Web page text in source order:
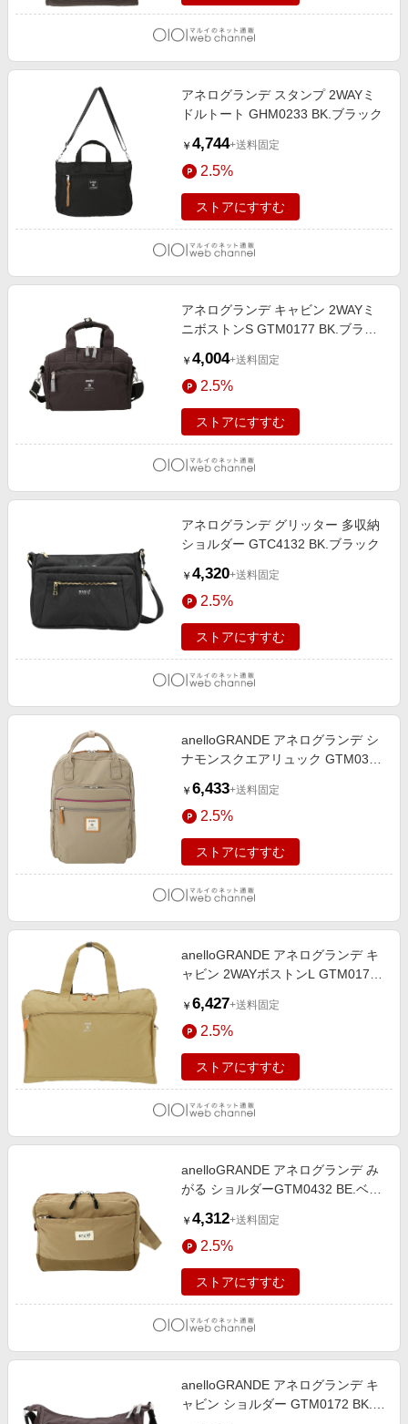
アネログランデ スタンプ 2WAYミ
ドルトート GHM0233 BK.ブラック
￥ 4,744+送料固定
2.5%
ストアにすすむ
アネログランデ キャビン 2WAYミ
ニボストンS GTM0177 BK.ブラッ
￥ 4,004+送料固定
2.5%
ストアにすすむ
アネログランデ グリッター 多収納
ショルダー GTC4132 BK.ブラック
￥ 4,320+送料固定
2.5%
ストアにすすむ
anelloGRANDE アネログランデ シ
ナモンスクエアリュック GTM0331
￥ 6,433+送料固定
2.5%
ストアにすすむ
anelloGRANDE アネログランデ キ
ャビン 2WAYボストンL GTM0178
￥ 6,427+送料固定
2.5%
ストアにすすむ
anelloGRANDE アネログランデ み
がる ショルダーGTM0432 BE.ベー
￥ 4,312+送料固定
2.5%
ストアにすすむ
anelloGRANDE アネログランデ キ
ャビン ショルダー GTM0172 BK.ブ